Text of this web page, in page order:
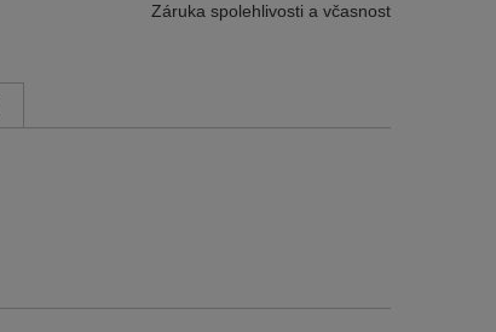
Záruka spolehlivosti a včasnost